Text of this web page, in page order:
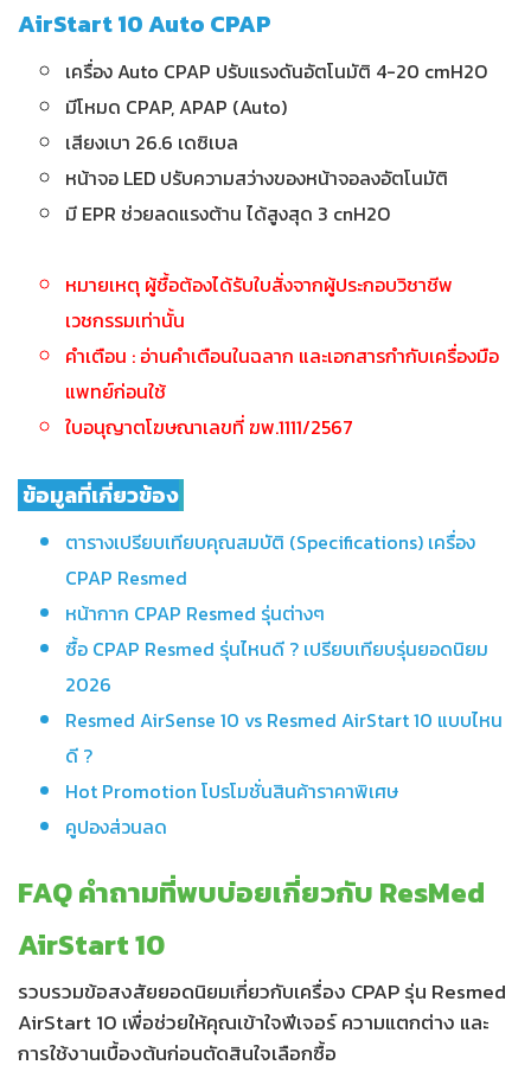
AirStart 10 Auto CPAP
เครื่อง Auto CPAP ปรับแรงดันอัตโนมัติ 4-20 cmH2O
มีโหมด CPAP, APAP (Auto)
เสียงเบา 26.6 เดซิเบล
หน้าจอ LED ปรับความสว่างของหน้าจอลงอัตโนมัติ
มี EPR ช่วยลดแรงต้าน ได้สูงสุด 3 cnH2O
หมายเหตุ ผู้ชื้อต้องได้รับใบสั่งจากผู้ประกอบวิชาชีพ
เวชกรรมเท่านั้น
คำเตือน : อ่านคำเตือนในฉลาก และเอกสารกำกับเครื่องมือ
แพทย์ก่อนใช้
ใบอนุญาตโฆษณาเลขที่ ฆพ.1111/2567
ข้อมูลที่เกี่ยวข้อง
ตารางเปรียบเทียบคุณสมบัติ (Specifications) เครื่อง
CPAP Resmed
หน้ากาก CPAP Resmed รุ่นต่างๆ
ซื้อ CPAP Resmed รุ่นไหนดี ? เปรียบเทียบรุ่นยอดนิยม
2026
Resmed AirSense 10 vs Resmed AirStart 10 แบบไหน
ดี ?
Hot Promotion โปรโมชั่นสินค้าราคาพิเศษ
คูปองส่วนลด
FAQ คำถามที่พบบ่อยเกี่ยวกับ ResMed
AirStart 10
รวบรวมข้อสงสัยยอดนิยมเกี่ยวกับเครื่อง CPAP รุ่น Resmed
AirStart 10 เพื่อช่วยให้คุณเข้าใจฟีเจอร์ ความแตกต่าง และ
การใช้งานเบื้องต้นก่อนตัดสินใจเลือกซื้อ